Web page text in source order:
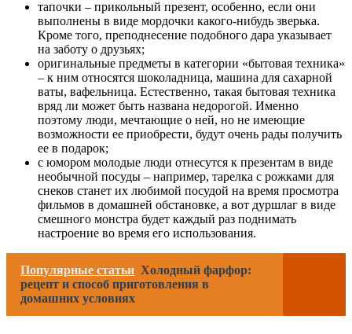
тапочки – прикольный презент, особенно, если они
выполнены в виде мордочки какого-нибудь зверька.
Кроме того, преподнесение подобного дара указывает
на заботу о друзьях;
оригинальные предметы в категории «бытовая техника»
– к ним относятся шоколадница, машина для сахарной
ваты, вафельница. Естественно, такая бытовая техника
вряд ли может быть названа недорогой. Именно
поэтому люди, мечтающие о ней, но не имеющие
возможности ее приобрести, будут очень рады получить
ее в подарок;
с юмором молодые люди отнесутся к презентам в виде
необычной посуды – например, тарелка с рожками для
снеков станет их любимой посудой на время просмотра
фильмов в домашней обстановке, а вот дуршлаг в виде
смешного монстра будет каждый раз поднимать
настроение во время его использования.
Популярные статьи Холодный фарфор:
рецепт и способ приготовления в
домашних условиях